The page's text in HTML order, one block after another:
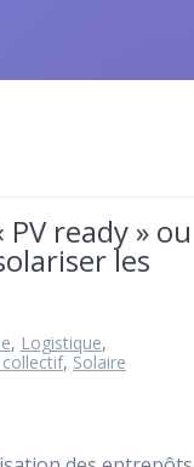
ready » ou
les
, Logistique,
, Solaire